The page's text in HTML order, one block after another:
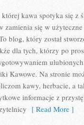
kawa spotyka się z
zamienia się w
blog, który został
dla tych, którzy po
Kawowe. Na stronie
kawy, herbacie, a
informacje z
[ Read More ]